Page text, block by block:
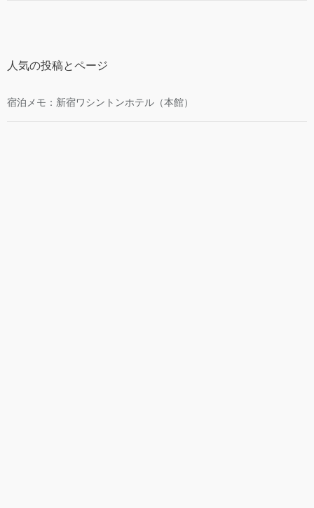
人気の投稿とページ
宿泊メモ：新宿ワシントンホテル（本館）